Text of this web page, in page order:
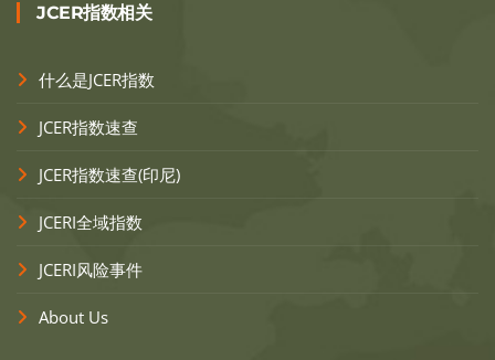
JCER指数相关
什么是JCER指数
JCER指数速查
JCER指数速查(印尼)
JCERI全域指数
JCERI风险事件
About Us